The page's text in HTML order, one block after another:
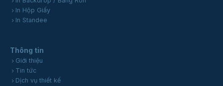
In Hộp Giấy
In Standee
Thông tin
Giới thiệu
Tin tức
Dịch vụ thiết kế